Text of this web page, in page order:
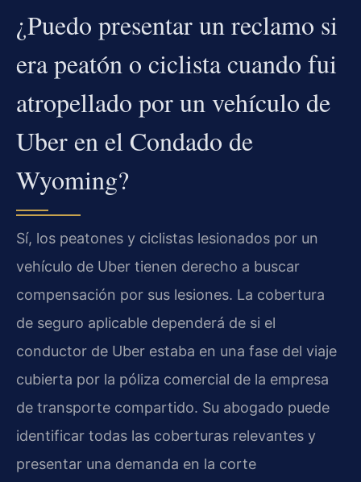
¿Puedo presentar un reclamo si
era peatón o ciclista cuando fui
atropellado por un vehículo de
Uber en el Condado de
Wyoming?
Sí, los peatones y ciclistas lesionados por un
vehículo de Uber tienen derecho a buscar
compensación por sus lesiones. La cobertura
de seguro aplicable dependerá de si el
conductor de Uber estaba en una fase del viaje
cubierta por la póliza comercial de la empresa
de transporte compartido. Su abogado puede
identificar todas las coberturas relevantes y
presentar una demanda en la corte